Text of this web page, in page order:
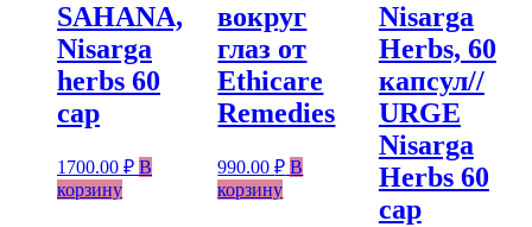
SAHANA,
Nisarga
herbs 60
cap
1700.00 ₽ В
корзину
вокруг
глаз от
Ethicare
Remedies
990.00₽ В
корзину
Nisarga
Herbs, 60
капсул//
URGE
Nisarga
Herbs 60
cap